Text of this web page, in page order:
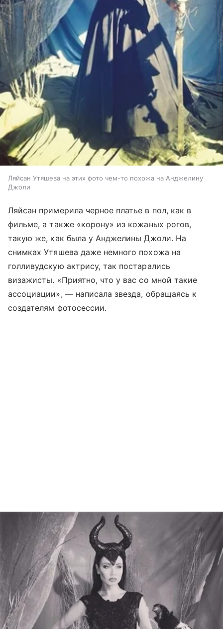
Ляйсан Утяшева на этих фото чем-то похожа на Анджелину
Джоли
Ляйсан примерила черное платье в пол, как в
фильме, а также «корону» из кожаных рогов,
такую же, как была у Анджелины Джоли. На
снимках Утяшева даже немного похожа на
голливудскую актрису, так постарались
визажисты. «Приятно, что у вас со мной такие
ассоциации», — написала звезда, обращаясь к
создателям фотосессии.